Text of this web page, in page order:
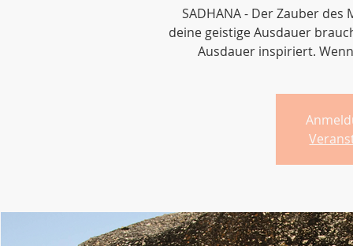
SADHANA - Der Zauber
deine geistige Ausdauer
Ausdauer inspiriert.